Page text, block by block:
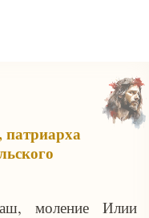
моление Илии